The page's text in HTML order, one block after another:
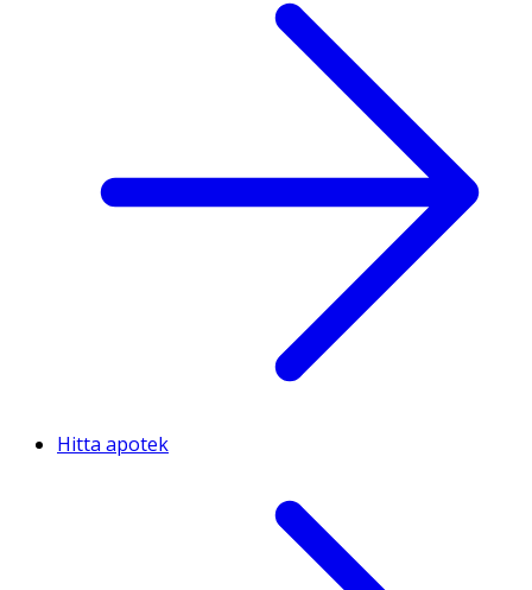
Hitta apotek